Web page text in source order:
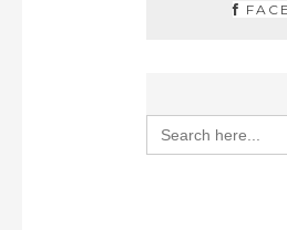
Search
for: